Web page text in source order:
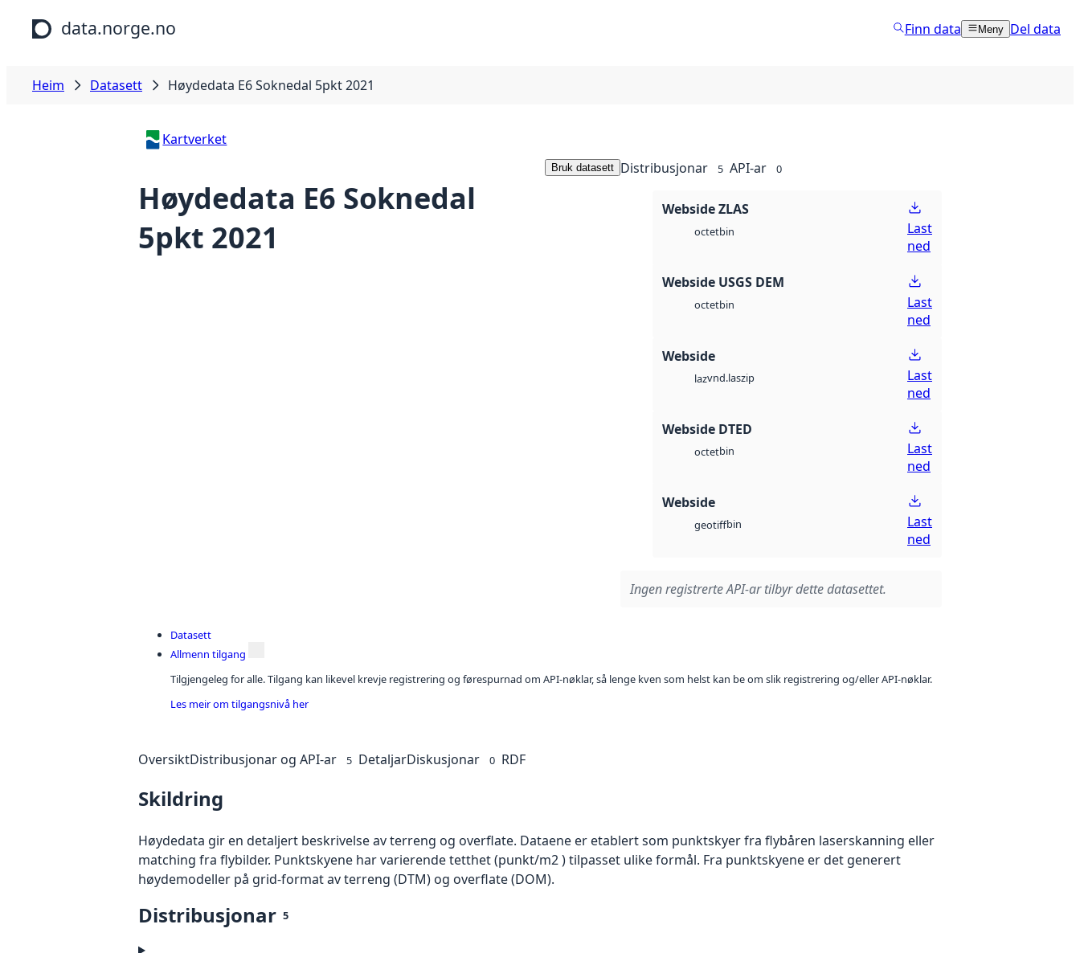
Hopp til hovudinnhald
data.norge.no Finn data Meny Del data
Heim Datasett Høydedata E6 Soknedal 5pkt 2021
Kartverket
Høydedata E6 Soknedal
5pkt 2021
Bruk datasett Distribusjonar 5 API-ar 0
Webside ZLAS
octetbin
Last
ned
Webside USGS DEM
octetbin
Last
ned
Webside
lazvnd.laszip
Last
ned
Webside DTED
octetbin
Last
ned
Webside
geotiffbin
Last
ned
Ingen registrerte API-ar tilbyr dette datasettet.
Datasett
Allmenn tilgang
Tilgjengeleg for alle. Tilgang kan likevel krevje registrering og førespurnad om API-nøklar, så lenge kven som helst kan be om slik registrering og/eller API-nøklar.
Les meir om tilgangsnivå her
OversiktDistribusjonar og API-ar 5 DetaljarDiskusjonar 0 RDF
Skildring
Høydedata gir en detaljert beskrivelse av terreng og overflate. Dataene er etablert som punktskyer fra flybåren laserskanning eller
matching fra flybilder. Punktskyene har varierende tetthet (punkt/m2 ) tilpasset ulike formål. Fra punktskyene er det generert
høydemodeller på grid-format av terreng (DTM) og overflate (DOM).
Distribusjonar 5